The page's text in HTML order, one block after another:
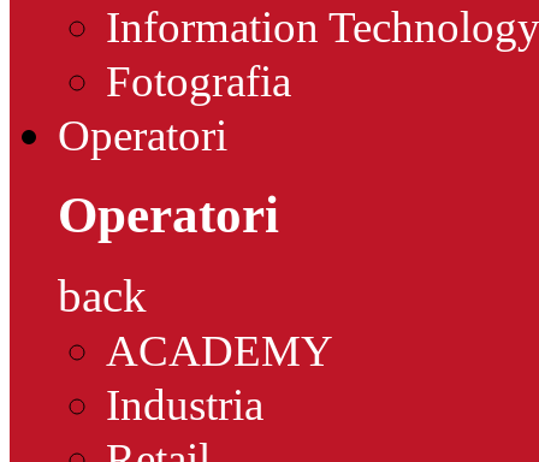
Information Technology
Fotografia
Operatori
Operatori
back
ACADEMY
Industria